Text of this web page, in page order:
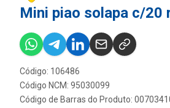
Mini piao solapa c/20
Código: 106486
Código NCM: 95030099
Código de Barras do Produto: